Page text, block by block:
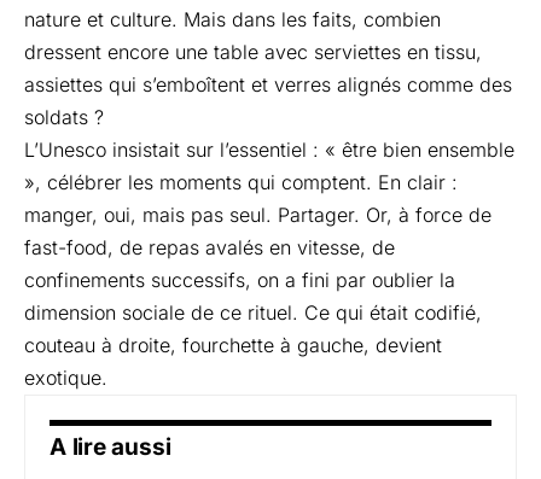
nature et culture. Mais dans les faits, combien
dressent encore une table avec serviettes en tissu,
assiettes qui s’emboîtent et verres alignés comme des
soldats ?
L’Unesco insistait sur l’essentiel : « être bien ensemble
», célébrer les moments qui comptent. En clair :
manger, oui, mais pas seul. Partager. Or, à force de
fast-food, de repas avalés en vitesse, de
confinements successifs, on a fini par oublier la
dimension sociale de ce rituel. Ce qui était codifié,
couteau à droite, fourchette à gauche, devient
exotique.
A lire aussi